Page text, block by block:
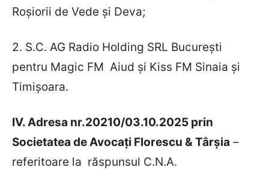
Roșiorii de Vede și Deva;
2. S.C. AG Radio Holding SRL București
pentru Magic FM Aiud și Kiss FM Sinaia și
Timișoara.
IV. Adresa nr.20210/03.10.2025 prin
Societatea de Avocați Florescu & Târșia –
referitoare la răspunsul C.N.A.